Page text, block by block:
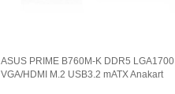
Sepete Ekle
ASUS PRIME B760M-K DDR5 LGA1700
VGA/HDMI M.2 USB3.2 mATX Anakart